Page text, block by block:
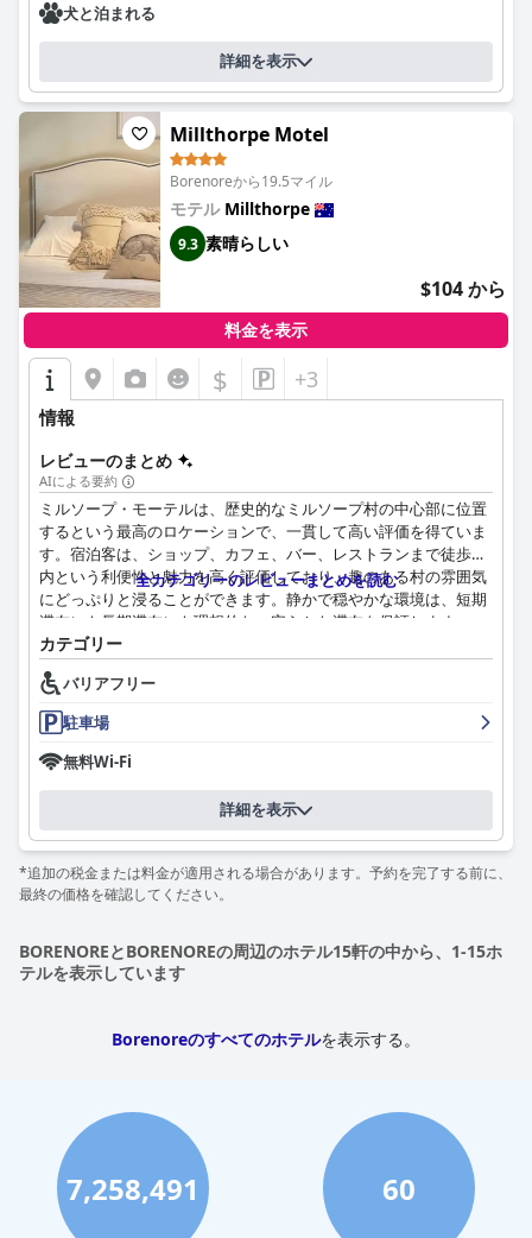
犬と泊まれる
詳細を表示
Millthorpe Motel
Borenoreから19.5マイル
モテル Millthorpe
9.3 素晴らしい
$104 から
料金を表示
$ +3
情報
レビューのまとめ
AIによる要約
ミルソープ・モーテルは、歴史的なミルソープ村の中心部に位置
するという最高のロケーションで、一貫して高い評価を得ていま
す。宿泊客は、ショップ、カフェ、バー、レストランまで徒歩圏
内という利便性と魅力を高く評価しており、趣のある村の雰囲気
にどっぷりと浸ることができます。静かで穏やかな環境は、短期
滞在にも長期滞在にも理想的な、安らかな滞在を保証します。
ミルソープ・モーテルの宿泊施設は、清潔さ、快適さ、広さで高
く評価されています。客室はモダンで美しく装飾されており、電
子レンジ、電気フライパン、簡易キッチンなどのアメニティが充
実しており、長期滞在に最適な家庭的な雰囲気を提供していま
す。宿泊客は、豪華なベッドと、レインシャワー完備の広々とし
たバスルームを頻繁に称賛しており、高いレベルの快適さとリラ
ックスに貢献しています。
申し分のない清潔さは際立った特徴であり、客室と施設は非常に
清潔で手入れが行き届いていると評価されています。この細部へ
のこだわりが、モダンで温かい雰囲気を高め、宿泊客はくつろい
さのためにエアコンを事前に設定するなど、パーソナライズされ
た心遣いが特徴的な、卓越したサービスで高い評価を得ていま
モーテルの駐車場は一般的に便利で、無料の敷地内駐車場をすぐ
泊客は駐車場施設が有益で手間がかからないと感じました。
ベッドの快適さは繰り返し強調されており、多くの宿泊客がベッ
ドが非常に快適であると指摘し、これまでで最高の睡眠をとるこ
とができたと表現することがよくあります。高品質のリネンと心
地よい枕が、安らかな体験をさらに高めます。
全カテゴリーのレビューまとめを読む
カテゴリー
バリアフリー
駐車場
無料Wi-Fi
詳細を表示
*追加の税金または料金が適用される場合があります。予約を完了する前に、
最終の価格を確認してください。
BORENOREとBORENOREの周辺のホテル15軒の中から、1-15ホ
テルを表示しています
Borenoreのすべてのホテルを表示する。
7,258,491 60